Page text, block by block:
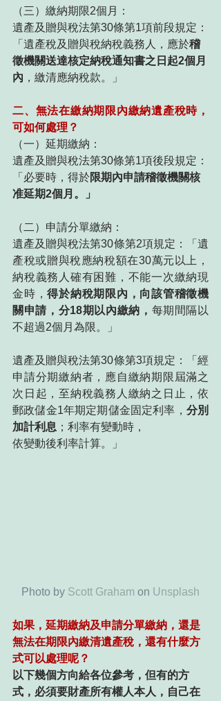
（三）繳納期限2個月：
遺產及贈與稅法第30條第1項前段規定：
「遺產稅及贈與稅納稅義務人，應於稽
徵機關送達核定納稅通知書之日起2個月
內 ，繳清應納稅款。」
二、無法在繳納期限內繳納遺產稅時，
可如何處理？
（一）延期繳納：
遺產及贈與稅法第30條第1項後段規定：
「必要時，得於限期內申請稽徵機關核
准延期2個月。」
（二）申請分單繳納：
遺產及贈與稅法第30條第2項規定：「遺
產稅或贈與稅應納稅額在30萬元以上，
納稅義務人確有困難，不能一次繳納現
金時，得於納稅期限內，向該管稽徵機
關申請，分18期以內繳納， 每期間隔以
不超過2個月為限。」
遺產及贈與稅法第30條第3項規定：「經
申請分期繳納者，應自繳納期限屆滿之
次日起，至納稅義務人繳納之日止，依
郵政儲金1年期定期儲金固定利率， 分別
加計利息 ；利率有變動時，
依變動後利率計算。」
Photo by Scott Graham on Unsplash
如果，延期繳納及申請分單繳納，還是
無法在期限內繳清遺產稅，還有什麼方
式可以處理呢？
以下幾個方向給各位參考，但有的方
式，必須要財產所有權人本人，自己在